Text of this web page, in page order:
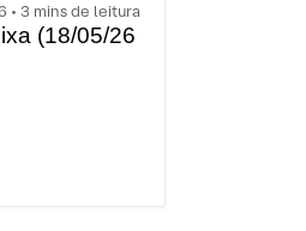
• 3 mins de leitura
(18/05/26